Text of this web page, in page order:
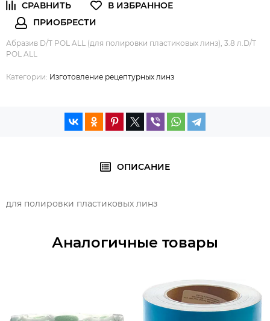
Абразив D/T POL ALL (для полировки пластиковых линз), 3.8 л.D/T
POL ALL
Категории: Изготовление рецептурных линз
ОПИСАНИЕ
для полировки пластиковых линз
Аналогичные товары